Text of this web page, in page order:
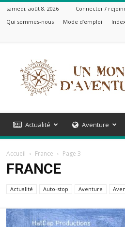
samedi, août 8, 2026
Connecter /
Qui sommes-nous
Mode d’emploi
Monde
d'Aventures
Actualité Aventure
Accueil France Page 3
FRANCE
Actualité Auto-stop Aventure